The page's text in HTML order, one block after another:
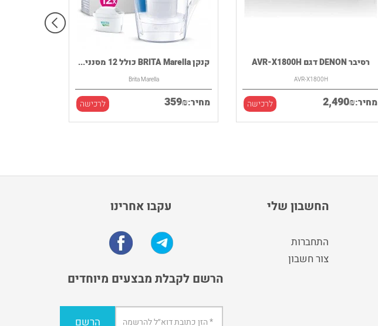
קנקן BRITA Marella כולל 12 מסנני...
Brita Marella
מחיר: 359₪ לרכישה
רסיבר DENON דגם AVR-X1800H
AVR-X1800H
מחיר: 2,490₪ לרכישה
עקבו אחרינו
הרשם לקבלת מבצעים מיוחדים
הרשם
החשבון שלי
התחברות
צור חשבון